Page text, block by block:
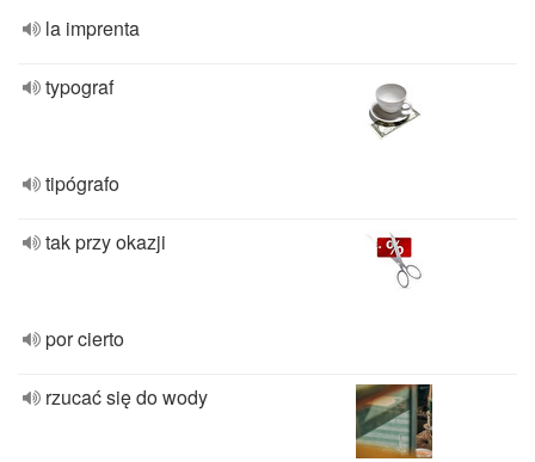
la imprenta
typograf
tipógrafo
tak przy okazji
por cierto
rzucać się do wody